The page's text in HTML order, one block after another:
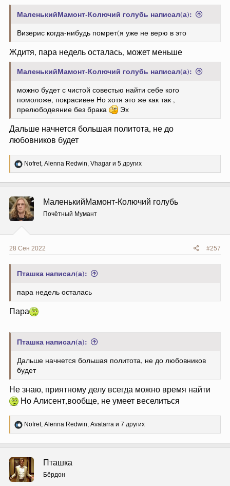
МаленькийМамонт-Колючий голубь написал(а):
Визерис когда-нибудь помрет(я уже не верю в это
Ждитя, пара недель осталась, может меньше
МаленькийМамонт-Колючий голубь написал(а):
можно будет с чистой совестью найти себе кого
помоложе, покрасивее Но хотя это же как так ,
прелюбодеяние без брака
Эх
Дальше начнется большая политота, не до
любовников будет
Р
е
ц
и
и
:
Nofret, Alenna Redwin, Vhagar и 5 других
МаленькийМамонт-Колючий голубь
Почётный Мумант
28 Сен 2022 #257
Пташка написал(а):
пара недель осталась
Пара
Пташка написал(а):
Дальше начнется большая политота, не до любовников
будет
Не знаю, приятному делу всегда можно время найти
Но Алисент,вообще, не умеет веселиться
Р
е
ц
и
и
:
Nofret, Alenna Redwin, Avatarra и 7 других
Пташка
Бёрдон